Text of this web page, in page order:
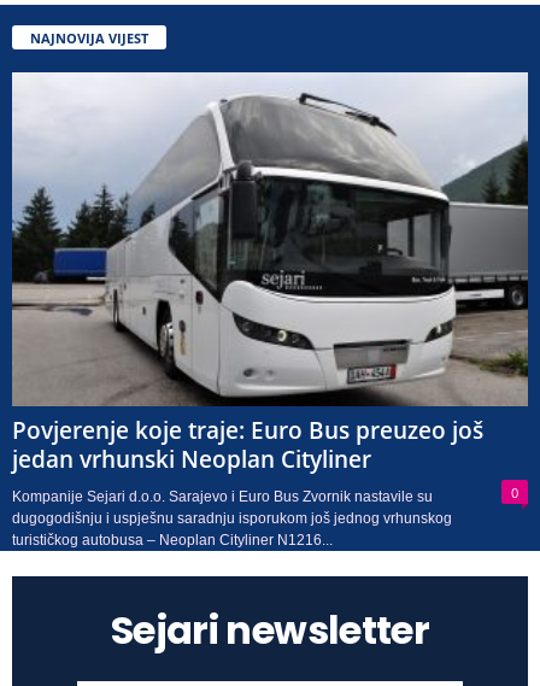
NAJNOVIJA VIJEST
Povjerenje koje traje: Euro Bus preuzeo još
jedan vrhunski Neoplan Cityliner
0
Kompanije Sejari d.o.o. Sarajevo i Euro Bus Zvornik nastavile su
dugogodišnju i uspješnu saradnju isporukom još jednog vrhunskog
turističkog autobusa – Neoplan Cityliner N1216...
Sejari newsletter